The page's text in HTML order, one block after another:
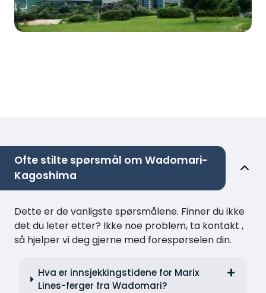
Ofte stilte spørsmål om Wadomari-
Kagoshima
Dette er de vanligste spørsmålene. Finner du ikke
det du leter etter? Ikke noe problem, ta kontakt ,
så hjelper vi deg gjerne med forespørselen din.
Hva er innsjekkingstidene for Marix
Lines-ferger fra Wadomari?